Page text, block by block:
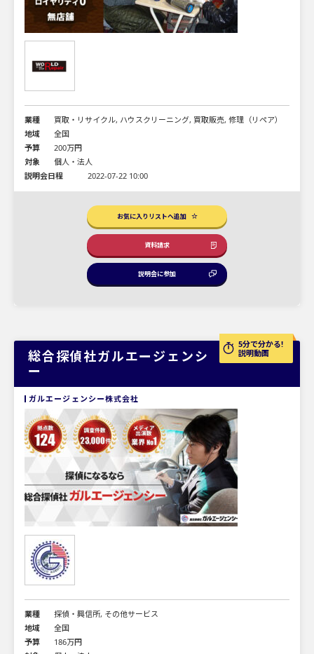
業種
買取・リサイクル, ハウスクリーニング, 買取販売, 修理（リペア）
地域
全国
予算
200万円
対象
個人・法人
説明会日程
2022-07-22 10:00
お気に入りリストへ追加
資料請求
説明会に参加
5分で分かる!
説明動画
総合探偵社ガルエージェンシ
ー
ガルエージェンシー株式会社
業種
探偵・興信所, その他サービス
地域
全国
予算
186万円